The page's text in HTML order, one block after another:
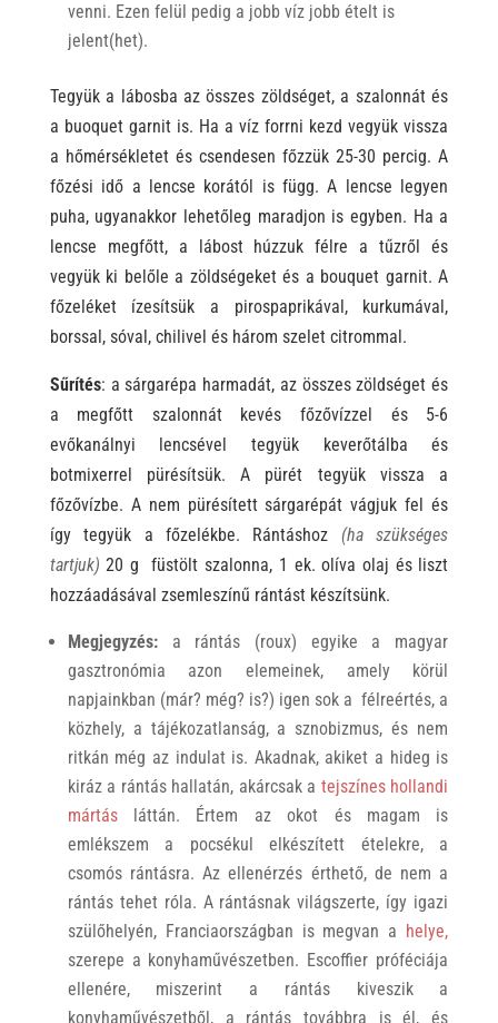
venni. Ezen felül pedig a jobb víz jobb ételt is
jelent(het).
Tegyük a lábosba az összes zöldséget, a szalonnát és
a buoquet garnit is. Ha a víz forrni kezd vegyük vissza
a hőmérsékletet és csendesen főzzük 25-30 percig. A
főzési idő a lencse korától is függ. A lencse legyen
puha, ugyanakkor lehetőleg maradjon is egyben. Ha a
lencse megfőtt, a lábost húzzuk félre a tűzről és
vegyük ki belőle a zöldségeket és a bouquet garnit. A
főzeléket ízesítsük a pirospaprikával, kurkumával,
borssal, sóval, chilivel és három szelet citrommal.
Sűrítés: a sárgarépa harmadát, az összes zöldséget és
a megfőtt szalonnát kevés főzővízzel és 5-6
evőkanálnyi lencsével tegyük keverőtálba és
botmixerrel pürésítsük. A pürét tegyük vissza a
főzővízbe. A nem pürésített sárgarépát vágjuk fel és
így tegyük a főzelékbe. Rántáshoz
(ha szükséges
tartjuk)20 g füstölt szalonna, 1 ek. olíva olaj és liszt
hozzáadásával zsemleszínű rántást készítsünk.
Megjegyzés:a rántás (roux) egyike a magyar
gasztronómia azon elemeinek, amely körül
napjainkban (már? még? is?) igen sok a félreértés, a
közhely, a tájékozatlanság, a sznobizmus, és nem
ritkán még az indulat is. Akadnak, akiket a hideg is
kiráz a rántás hallatán, akárcsak a tejszínes hollandi
mártásláttán. Értem az okot és magam is
emlékszem a pocsékul elkészített ételekre, a
csomós rántásra. Az ellenérzés érthető, de nem a
rántás tehet róla. A rántásnak világszerte, így igazi
szülőhelyén, Franciaországban is megvan a helye,
szerepe a konyhaművészetben. Escoffier próféciája
ellenére, miszerint a rántás kiveszik a
konyhaművészetből, a rántás továbbra is él, és